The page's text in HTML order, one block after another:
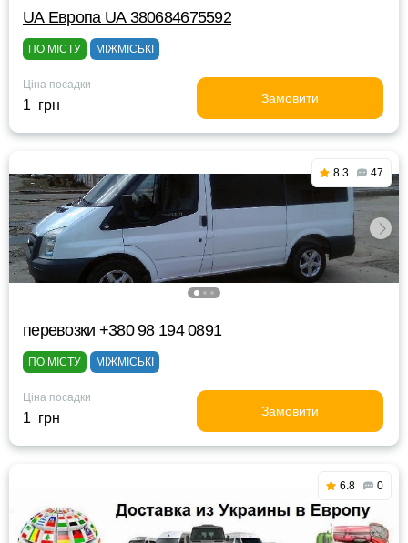
UА Европа UА 380684675592
ПО МІСТУ МІЖМІСЬКІ
Ціна посадки
1 грн Замовити
8.3 47
перевозки +380 98 194 0891
ПО МІСТУ МІЖМІСЬКІ
Ціна посадки
1 грн Замовити
6.8 0